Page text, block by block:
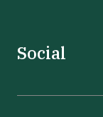
Social